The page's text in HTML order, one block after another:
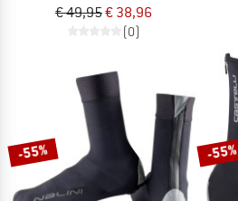
€ 49,95€ 38,96
(0)
-55% -55%